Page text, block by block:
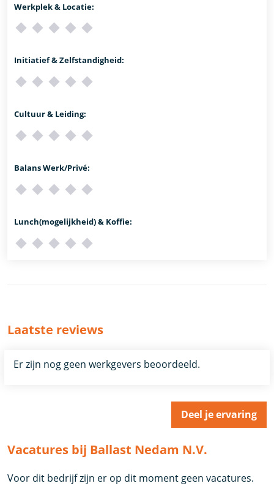
Werkplek & Locatie:
Initiatief & Zelfstandigheid:
Cultuur & Leiding:
Balans Werk/Privé:
Lunch(mogelijkheid) & Koffie:
Laatste reviews
Er zijn nog geen werkgevers beoordeeld.
Deel je ervaring
Vacatures bij Ballast Nedam N.V.
Voor dit bedrijf zijn er op dit moment geen vacatures.